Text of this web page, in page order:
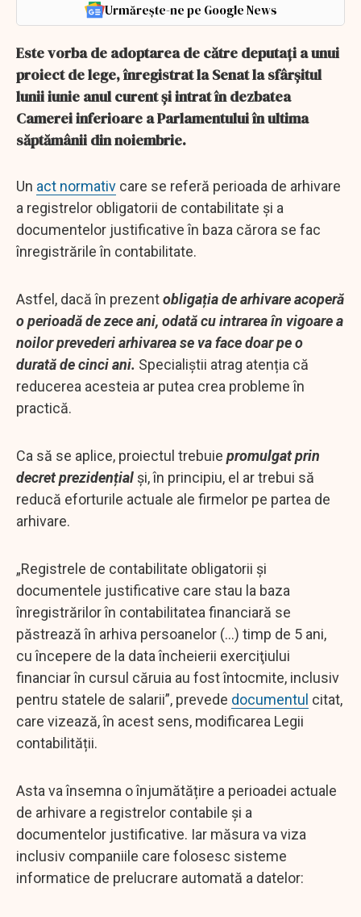
Urmărește-ne pe Google News
Este vorba de adoptarea de către deputați a unui
proiect de lege, înregistrat la Senat la sfârșitul
lunii iunie anul curent și intrat în dezbatea
Camerei inferioare a Parlamentului în ultima
săptămânii din noiembrie.
Un act normativ care se referă perioada de arhivare
a registrelor obligatorii de contabilitate și a
documentelor justificative în baza cărora se fac
înregistrările în contabilitate.
Astfel, dacă în prezentobligația de arhivare acoperă
o perioadă de zece ani, odată cu intrarea în vigoare a
noilor prevederi arhivarea se va face doar pe o
durată de cinci ani. Specialiștii atrag atenția că
reducerea acesteia ar putea crea probleme în
practică.
Ca să se aplice, proiectul trebuie promulgat prin
decret prezidențial și, în principiu, el ar trebui să
reducă eforturile actuale ale firmelor pe partea de
arhivare.
„Registrele de contabilitate obligatorii şi
documentele justificative care stau la baza
înregistrărilor în contabilitatea financiară se
păstrează în arhiva persoanelor (...) timp de 5 ani,
cu începere de la data încheierii exerciţiului
financiar în cursul căruia au fost întocmite, inclusiv
pentru statele de salarii”, prevede documentul citat,
care vizează, în acest sens, modificarea Legii
contabilității.
Asta va însemna o înjumătățire a perioadei actuale
de arhivare a registrelor contabile și a
documentelor justificative. Iar măsura va viza
inclusiv companiile care folosesc sisteme
informatice de prelucrare automată a datelor: